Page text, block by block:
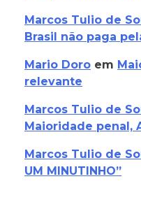
Marcos Tulio de
Brasil não paga
Mario Doro em
relevante
Marcos Tulio de
Maioridade penal,
Marcos Tulio de
UM MINUTINHO”